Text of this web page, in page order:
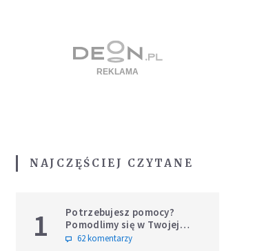
NAJCZĘŚCIEJ CZYTANE
1
Potrzebujesz pomocy?
Pomodlimy się w Twojej
intencji
62 komentarzy